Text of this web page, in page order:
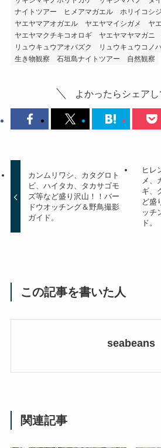
ナイトツアー
ヒメアマガエル ホリイコシ
ヤエヤマアオガエル
ヤエヤマイシガメ
ヤ
ヤエヤマクチキコオロギ
ヤエヤマヤマガニ
リュウキュウアオバズク
リュウキュウコノ
生き物観察
石垣島ナイトツアー 自然観察
よかったらシェアし
カンムリワシ、カタグロト
ビ、ハイタカ、タカサゴモ
ズ等など盛り沢山！！バー
ドウオッチング＆野鳥撮影
ガイド。
ヒレ
メ、
ギ、
ど盛
ッチ
ド。
この記事を書いた人
seabeans
関連記事